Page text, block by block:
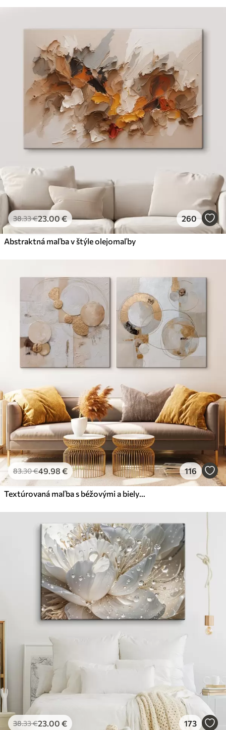
38.33€23.00€ 260
Abstraktná maľba v štýle olejomaľby
83.30€49.98 € 116
Textúrovaná maľba s béžovými a bielymi tvarmi
38.33€23.00 € 173